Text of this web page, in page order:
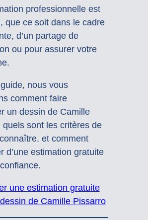
professionnelle est
que ce soit dans le cadre
d’un partage de
ou pour assurer votre
nous vous
comment faire
un dessin de Camille
quels sont les critères de
et comment
d’une estimation gratuite
une estimation gratuite
de Camille Pissarro